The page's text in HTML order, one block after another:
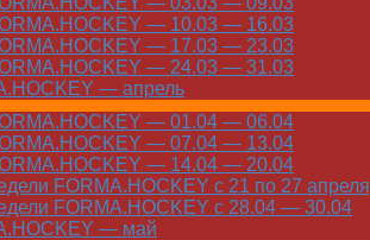
— 10.03 — 16.03
— 17.03 — 23.03
— 24.03 — 31.03
— апрель
— 01.04 — 06.04
— 07.04 — 13.04
— 14.04 — 20.04
FORMA.HOCKEY с 21 по 27 апреля
FORMA.HOCKEY с 28.04 — 30.04
— май